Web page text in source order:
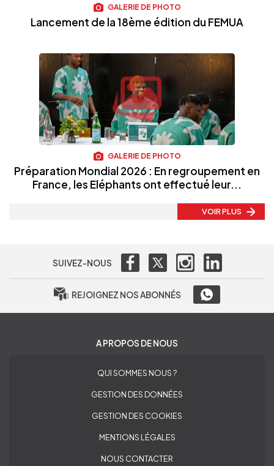
GALERIE DE PHOTO
Lancement de la 18ème édition du FEMUA
GALERIE DE PHOTO
Préparation Mondial 2026 : En regroupement en
France, les Eléphants ont effectué leur...
VOIR PLUS
SUIVEZ-NOUS
REJOIGNEZ NOS ABONNÉS
A PROPOS DE NOUS
QUI SOMMES NOUS ?
GESTION DES DONNÉES
GESTION DES COOKIES
MENTIONS LÉGALES
NOUS CONTACTER